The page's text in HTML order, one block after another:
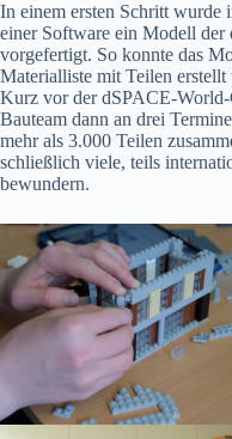
In einem ersten Schritt wurde
einer Software ein Modell
vorgefertigt. So konnte das
Materialliste mit Teilen erstellt
Kurz vor der dSPACE-
Bauteam dann an drei
mehr als 3.000 Teilen
schließlich viele, teils
bewundern.